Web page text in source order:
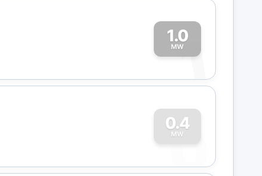
1.0
MW
1
0.4
MW
0